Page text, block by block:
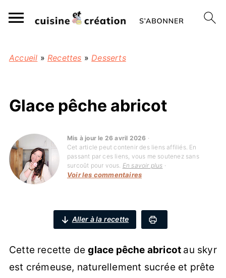
Accueil » Recettes »Desserts
Glace pêche abricot
Mis à jour le 26 avril 2026 ·
Cet article peut contenir des liens affiliés. En
passant par ces liens, vous me soutenez sans
surcoût pour vous. En savoir plus ·
Voir les commentaires
Aller à la recette
Cette recette deglace pêche abricot au skyr
est crémeuse, naturellement sucrée et prête